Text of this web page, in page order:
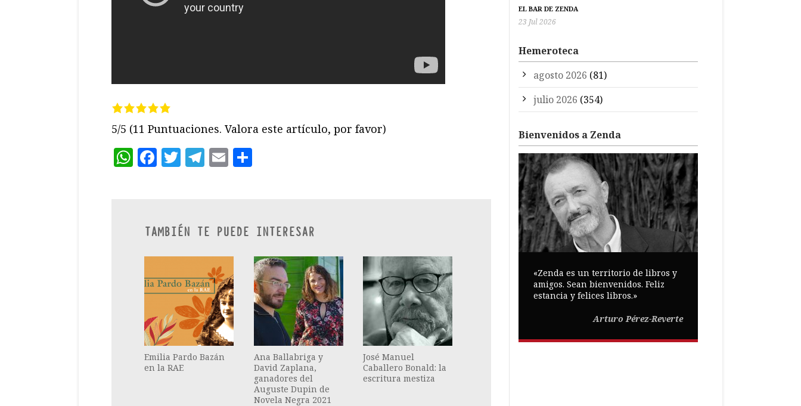
5/5 (11 Puntuaciones. Valora este artículo, por favor)
WhatsApp
Facebook
Twitter
Telegram
Email
TAMBIÉN TE PUEDE INTERESAR
Emilia Pardo Bazán
en la RAE
Ana Ballabriga y
David Zaplana,
ganadores del
Auguste Dupin de
Novela Negra 2021
José Manuel
Caballero Bonald: la
escritura mestiza
EL BAR DE ZENDA
23 Jul 2026
Hemeroteca
agosto 2026 (81)
julio 2026 (354)
Bienvenidos a Zenda
«Zenda es un territorio de libros y
amigos. Sean bienvenidos. Feliz
estancia y felices libros.»
Arturo Pérez-Reverte